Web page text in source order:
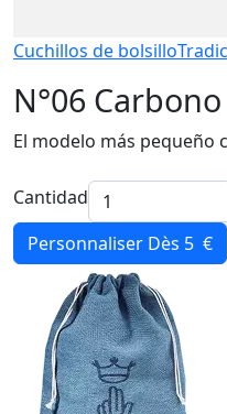
Cuchillos de bolsillo
N°06 Carbono
El modelo más pequeño
Cantidad
Personnaliser Dès 5 €